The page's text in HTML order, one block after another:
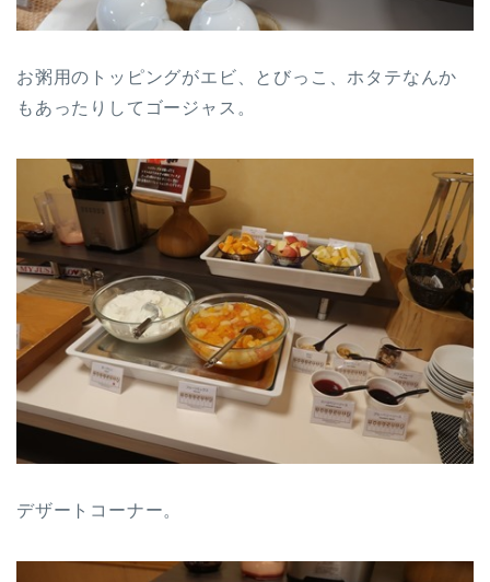
お粥用のトッピングがエビ、とびっこ、ホタテなんか
もあったりしてゴージャス。
デザートコーナー。